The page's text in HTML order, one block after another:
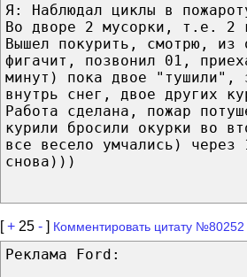
Я: Наблюдал циклы в
Во дворе 2 мусорки, т.е. 2
Вышел покурить, смотрю, из
фигачит, позвонил 01,
минут) пока двое "тушили",
внутрь снег, двое других
Работа сделана, пожар
курили бросили окурки во
все весело умчались) через
снова)))
[+ 25 - ] Комментировать цитату №80252
Реклама Ford: